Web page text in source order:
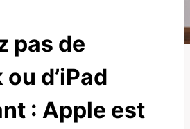
pas de
d’iPad
: Apple est